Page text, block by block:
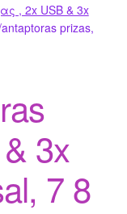
, 2x USB & 3x
prizas,
3x
7 8